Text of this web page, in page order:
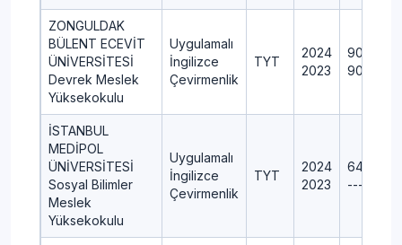
ZONGULDAK
BÜLENT ECEVİT
ÜNİVERSİTESİ
Devrek Meslek
Yüksekokulu
Uygulamalı
İngilizce
Çevirmenlik
TYT
2024
2023
İSTANBUL
MEDİPOL
ÜNİVERSİTESİ
Sosyal Bilimler
Meslek
Yüksekokulu
Uygulamalı
İngilizce
Çevirmenlik
TYT
2024
2023
---